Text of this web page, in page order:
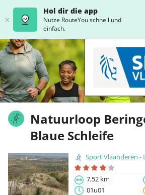
Hol dir die app
Nutze RouteYou schnell und
einfach.
Natuurloop
Blaue Schleife
Sport Vlaanderen -
7,52 km
01u01